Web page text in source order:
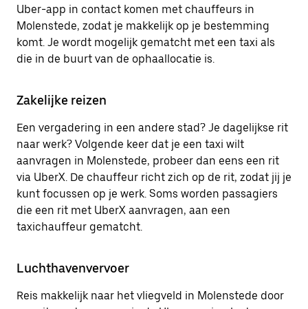
Uber-app in contact komen met chauffeurs in
Molenstede, zodat je makkelijk op je bestemming
komt. Je wordt mogelijk gematcht met een taxi als
die in de buurt van de ophaallocatie is.
Zakelijke reizen
Een vergadering in een andere stad? Je dagelijkse rit
naar werk? Volgende keer dat je een taxi wilt
aanvragen in Molenstede, probeer dan eens een rit
via UberX. De chauffeur richt zich op de rit, zodat jij je
kunt focussen op je werk. Soms worden passagiers
die een rit met UberX aanvragen, aan een
taxichauffeur gematcht.
Luchthavenvervoer
Reis makkelijk naar het vliegveld in Molenstede door